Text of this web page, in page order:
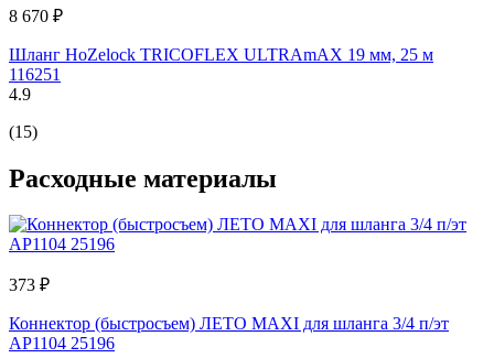
8 670 ₽
Шланг HoZelock TRICOFLEX ULTRAmAX 19 мм, 25 м
116251
4.9
(15)
Расходные материалы
373 ₽
Коннектор (быстросъем) ЛЕТО MAXI для шланга 3/4 п/эт
АР1104 25196